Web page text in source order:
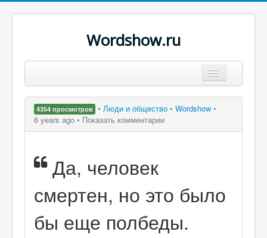
Wordshow.ru
Популярные цитаты
Поиск
4354 просмотров • Люди и общество • Wordshow •
6 years ago • Показать комментарии
Да, человек
смертен, но это было
бы еще полбеды.